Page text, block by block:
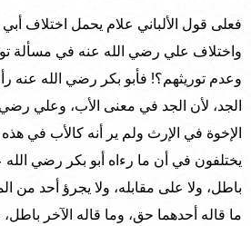
فعلى قول الألباني علام يحمل اختلاف
واختلاف علي رضي الله عنه في مسألة
وعدم توريثهم؟! فأبو بكر رضي الله عنه
الجد، لأن الجد في معنى الأب، وعلي
الإخوة في الإرث ولم ير أنه كالأب في
يختلفون في أن ما رءاه أبو بكر رضي الله
باطل، ولا على مقابله، ولا يجرؤ أحد من
ما قاله أحدهما حق، وما قاله الآخر